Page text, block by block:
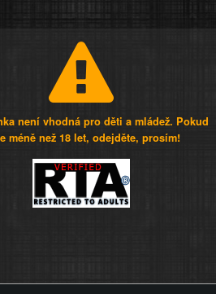
není vhodná pro děti a mládež. Pokud
méně než 18 let, odejděte, prosím!